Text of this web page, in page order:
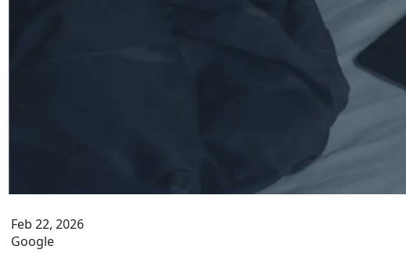
Feb 22, 2026
Google